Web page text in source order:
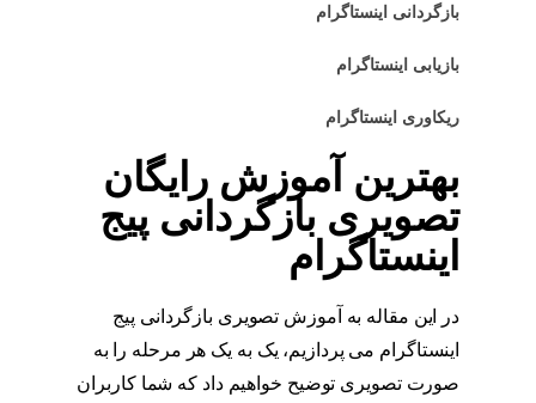
بازگردانی اینستاگرام
بازیابی اینستاگرام
ریکاوری اینستاگرام
بهترین آموزش رایگان
تصویری بازگردانی پیج
اینستاگرام
در این مقاله به آموزش تصویری بازگردانی پیج
اینستاگرام می پردازیم، یک به یک هر مرحله را به
صورت تصویری توضیح خواهیم داد که شما کاربران